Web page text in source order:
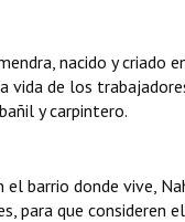
nacido y criado
vida de los
y carpintero.
el barrio donde vive,
para que